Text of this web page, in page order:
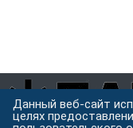
Данный веб-сайт
целях